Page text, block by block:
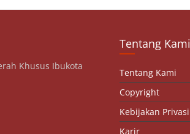
Khusus Ibukota
Tentang Kami
Tentang Kami
Copyright
Kebijakan Privasi
Karir